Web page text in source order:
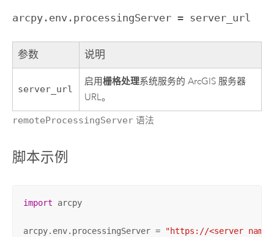
arcpy.env.processingServer = server_url
参数 说明
server_url
启用栅格处理系统服务的 ArcGIS 服务器
URL。
remoteProcessingServer语法
脚本示例
import arcpy
arcpy.env.processingServer =
"https://<server